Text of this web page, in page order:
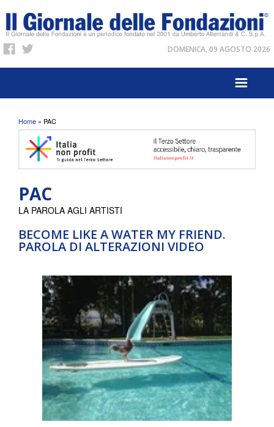
DOMENICA, 09 AGOSTO 2026
Tu sei qui
Home » PAC
PAC
BECOME LIKE A WATER MY FRIEND.
PAROLA DI ALTERAZIONI VIDEO
LA PAROLA AGLI ARTISTI